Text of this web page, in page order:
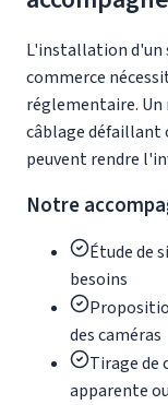
L'installation d'un
commerce
réglementaire. Un
câblage défaillant
peuvent rendre
Notre
Étude de
besoins
des caméras
Tirage de
apparente